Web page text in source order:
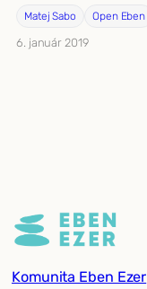
Matej Sabo Open Eben
6. január 2019
Komunita Eben Ezer